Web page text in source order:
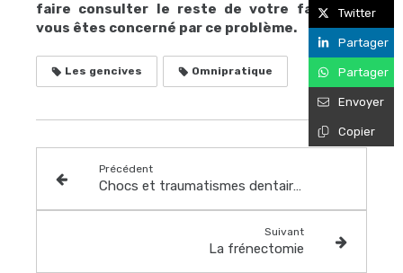
faire consulter le reste de votre famille si
vous êtes concerné par ce problème.
Les gencives Omnipratique
Précédent
Chocs et traumatismes dentaires
Suivant
La frénectomie
Twitter
Partager
Partager
Envoyer
Copier